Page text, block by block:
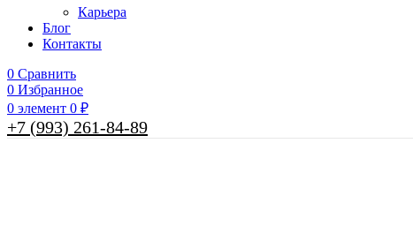
Карьера
Блог
Контакты
0 Сравнить
0 Избранное
0 элемент 0 ₽
+7 (993) 261-84-89